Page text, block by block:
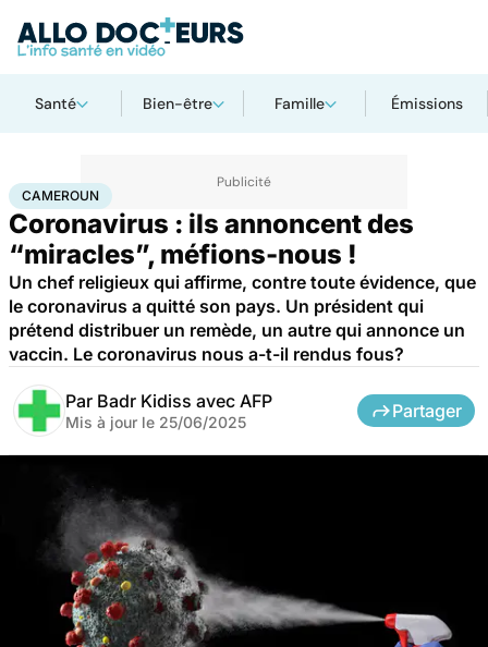
Santé Bien-être Famille Émissions
AccueilSanté Société Santé publiqueCameroun
CAMEROUN
Coronavirus : ils annoncent des
“miracles”, méfions-nous !
Un chef religieux qui affirme, contre toute évidence, que
le coronavirus a quitté son pays. Un président qui
prétend distribuer un remède, un autre qui annonce un
vaccin. Le coronavirus nous a-t-il rendus fous?
Par Badr Kidiss avec AFP
Mis à jour le 25/06/2025
Partager